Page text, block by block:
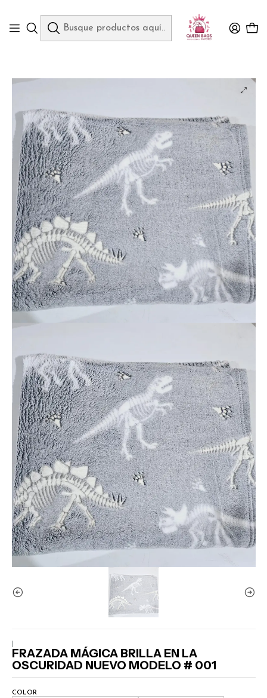
Inicio
COJINES, SÁBANAS, ROPA Y CALZADO
FRAZADA MÁGICA BRILLA EN LA
OSCURIDAD NUEVO MODELO # 001
COLOR